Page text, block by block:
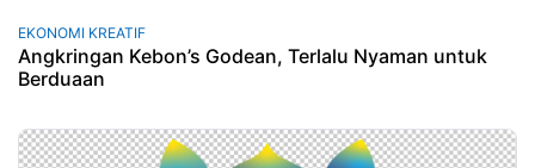
EKONOMI KREATIF
Angkringan Kebon’s Godean, Terlalu Nyaman untuk
Berduaan